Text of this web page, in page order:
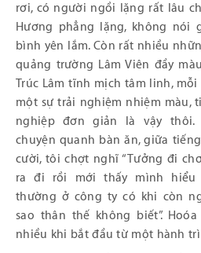
rơi, có người ngồi lặng rất lâu
Hương phẳng lặng, không nói
bình yên lắm. Còn rất nhiều
quảng trường Lâm Viên đầy
Trúc Lâm tĩnh mịch tâm linh,
một sự trải nghiệm nhiệm màu,
nghiệp đơn giản là vậy thôi.
chuyện quanh bàn ăn, giữa
cười, tôi chợt nghĩ “Tưởng đi
ra đi rồi mới thấy mình hiểu
thường ở công ty có khi còn
sao thân thế không biết”.
nhiều khi bắt đầu từ một hành